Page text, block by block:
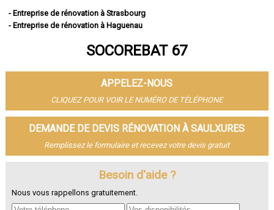
- Entreprise de rénovation à Strasbourg
- Entreprise de rénovation à Haguenau
- Entreprise de rénovation à Illkirch-Graffenstaden
- Entreprise de rénovation à Bischheim
- Entreprise de rénovation à Lingolsheim
- Entreprise de rénovation à Bischwiller
- Entreprise de rénovation à Saverne
- Entreprise de rénovation à Obernai
- Entreprise de rénovation à Ostwald
- Entreprise de rénovation à Hœnheim
- Entreprise de rénovation à Brumath
- Entreprise de rénovation à Molsheim
- Entreprise de rénovation à Wissembourg
SOCOREBAT 67
APPELEZ-NOUS
CLIQUEZ POUR VOIR LE NUMÉRO DE TÉLÉPHONE
DEMANDE DE DEVIS RÉNOVATION À SAULXURES
Remplissez le formulaire et recevez votre devis gratuit
Besoin d'aide ?
Nous vous rappellons gratuitement.